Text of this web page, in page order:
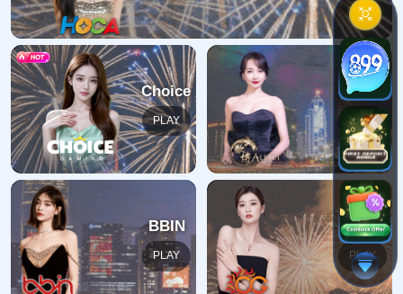
返回首页